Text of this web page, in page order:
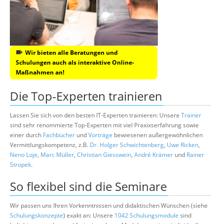
Wir bieten alle Beratungen und
Schulungen auch als interaktive Online-
Maßnahmen an!
Die Top-Experten trainieren
Lassen Sie sich von den besten IT-Experten trainieren: Unsere Trainer
sind sehr renommierte Top-Experten mit viel Praxixserfahrung sowie
einer durch Fachbücher undVorträge bewiesenen außergewöhnlichen
Vermittlungskompetenz, z.B. Dr. Holger Schwichtenberg, Uwe Ricken,
Neno Loje, Marc Müller, Christian Giesswein, André Krämer und Rainer
Stropek.
So flexibel sind die Seminare
Wir passen uns Ihren Vorkenntnissen und didaktischen Wünschen (siehe
Schulungskonzepte) exakt an: Unsere 1042 Schulungsmodule sind